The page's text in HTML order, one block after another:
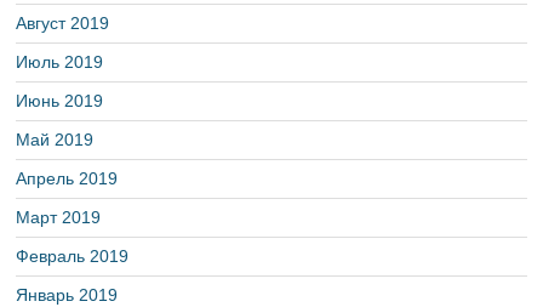
Август 2019
Июль 2019
Июнь 2019
Май 2019
Апрель 2019
Март 2019
Февраль 2019
Январь 2019